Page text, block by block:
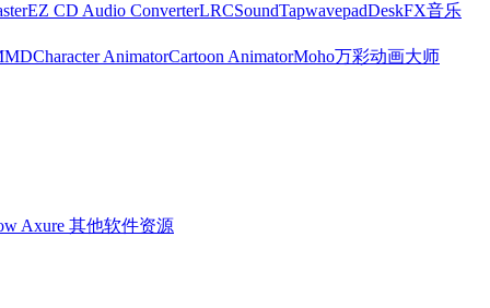
EZ CD Audio ConverterLRCSoundTapwavepadDeskFX音乐
Character AnimatorCartoon AnimatorMoho万彩动画大师
Axure 其他软件资源